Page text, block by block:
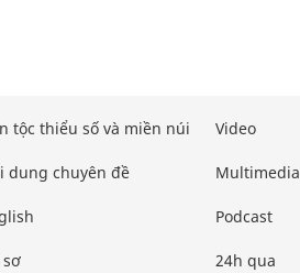
tộc thiểu số và miền núi
dung chuyên đề
sơ
Video
Multimedia
Podcast
24h qua